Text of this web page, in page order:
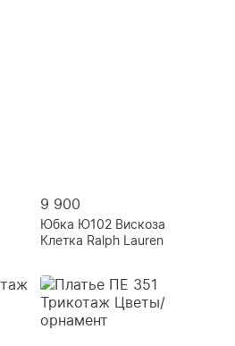
9 900
Юбка Ю102 Вискоза
Клетка Ralph Lauren